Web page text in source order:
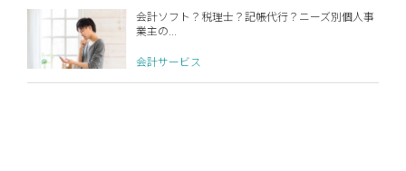
会計ソフト？税理士？記帳代行？ニーズ別個人事
業主の...
会計サービス